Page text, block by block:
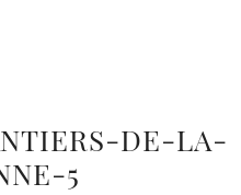
DE-LA-
5